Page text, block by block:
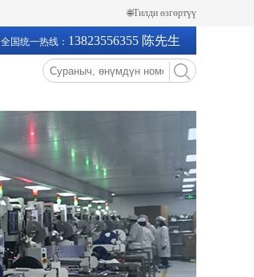
🌐Тилди өзгөртүү
全国统一热线： 13823556355 陈先生